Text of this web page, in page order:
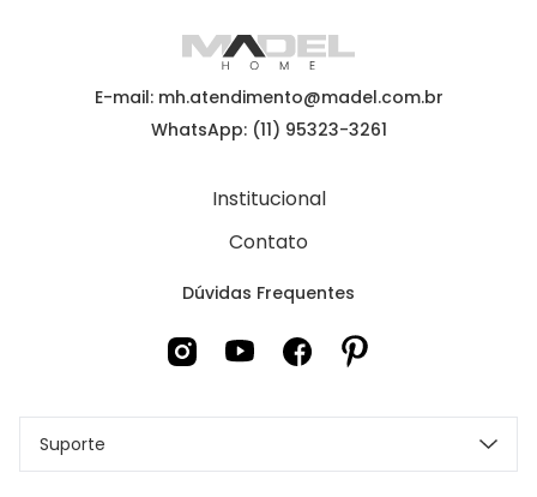
E-mail: mh.atendimento@madel.com.br
WhatsApp: (11) 95323-3261
Institucional
Contato
Dúvidas Frequentes
Suporte